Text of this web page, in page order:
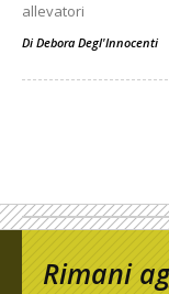
allevatori
Di Debora Degl'Innocenti
Rimani